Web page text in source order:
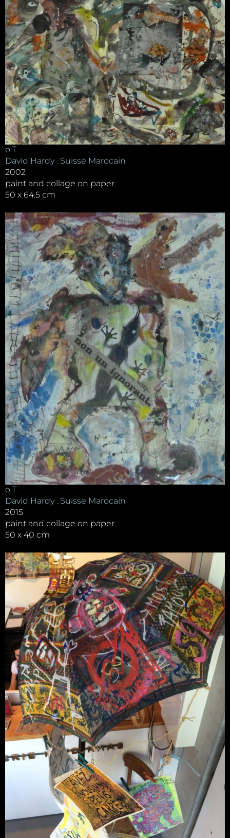
o.T.
David Hardy . Suisse Marocain
2002
paint and collage on paper
50 x 64.5 cm
o.T.
David Hardy . Suisse Marocain
2015
paint and collage on paper
50 x 40 cm